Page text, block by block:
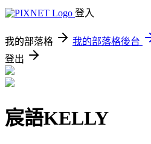
登入
我的部落格 我的部落格後台
登出
宸語KELLY